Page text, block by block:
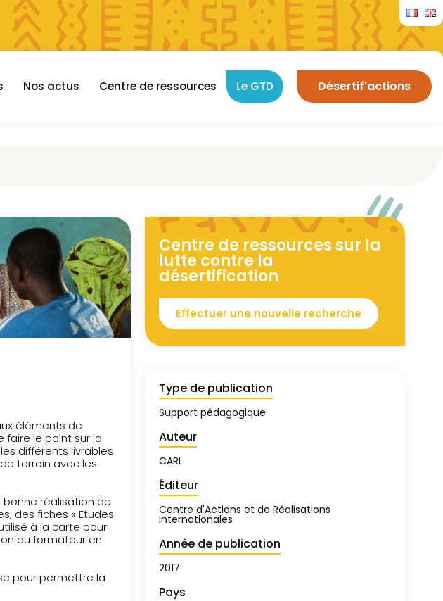
Nos actus Centre de ressources Le GTD Désertif'actions
éléments de
le point sur la
différents livrables
terrain avec les
réalisation de
des fiches « Etudes
à la carte pour
du formateur en
pour permettre la
Centre de ressources sur la
lutte contre la
désertification
Effectuer une nouvelle recherche
Type de publication
Support pédagogique
Auteur
CARI
Éditeur
Centre d'Actions et de Réalisations
Internationales
Année de publication
2017
Pays